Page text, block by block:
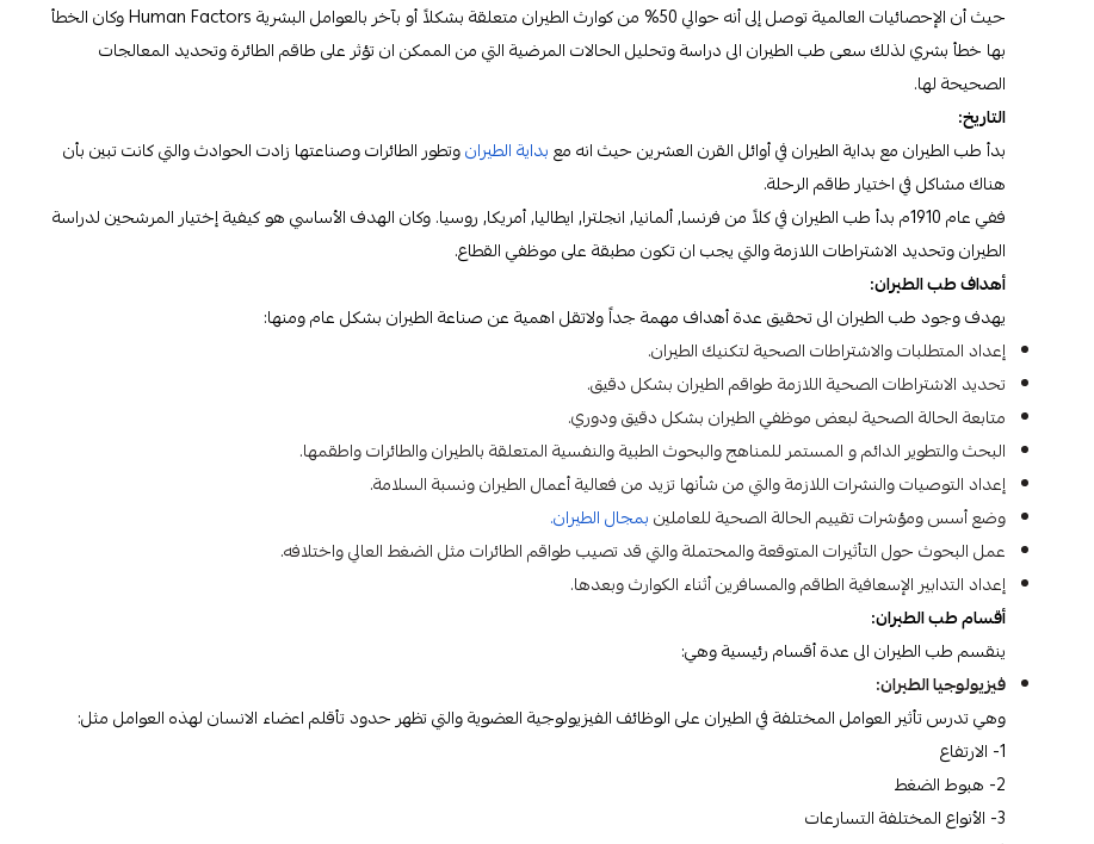
حيث أن الإحصائيات العالمية توصل إلى أنه حوالي 50% من كوارث الطيران متعلقة بشكلاً أو بآخر بالعوامل البشرية Human Factors وكان الخطأ
بها خطأ بشري لذلك سعى طب الطيران الى دراسة وتحليل الحالات المرضية التي من الممكن ان تؤثر على طاقم الطائرة وتحديد المعالجات
الصحيحة لها.
التاريخ:
بدأ طب الطيران مع بداية الطيران في أوائل القرن العشرين حيث انه معبداية الطيرانوتطور الطائرات وصناعتها زادت الحوادث والتي كانت تبين بأن
هناك مشاكل في اختيار طاقم الرحلة.
ففي عام 1910م بدأ طب الطيران في كلاً من فرنسا, ألمانيا, انجلترا, ايطاليا, أمريكا, روسيا. وكان الهدف الأساسي هو كيفية إختيار المرشحين لدراسة
الطيران وتحديد الاشتراطات اللازمة والتي يجب ان تكون مطبقة على موظفي القطاع.
أهداف طب الطيران:
يهدف وجود طب الطيران الى تحقيق عدة أهداف مهمة جداً ولاتقل اهمية عن صناعة الطيران بشكل عام ومنها:
إعداد المتطلبات والاشتراطات الصحية لتكنيك الطيران.
تحديد الاشتراطات الصحية اللازمة طواقم الطيران بشكل دقيق.
متابعة الحالة الصحية لبعض موظفي الطيران بشكل دقيق ودوري.
البحث والتطوير الدائم و المستمر للمناهج والبحوث الطبية والنفسية المتعلقة بالطيران والطائرات واطقمها.
إعداد التوصيات والنشرات اللازمة والتي من شأنها تزيد من فعالية أعمال الطيران ونسبة السلامة.
وضع أسس ومؤشرات تقييم الحالة الصحية للعاملينبمجال الطيران.
عمل البحوث حول التأثيرات المتوقعة والمحتملة والتي قد تصيب طواقم الطائرات مثل الضغط العالي واختلافه.
إعداد التدابير الإسعافية الطاقم والمسافرين أثناء الكوارث وبعدها.
أقسام طب الطيران:
ينقسم طب الطيران الى عدة أقسام رئيسية وهي:
فيزيولوجيا الطيران:
وهي تدرس تأثير العوامل المختلفة في الطيران على الوظائف الفيزيولوجية العضوية والتي تظهر حدود تأقلم اعضاء الانسان لهذه العوامل مثل:
1- الارتفاع
2- هبوط الضغط
3- الأنواع المختلفة التسارعات